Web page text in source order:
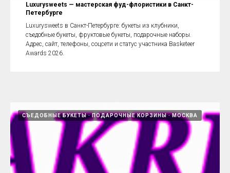
Luxurysweets — мастерская фуд-флористики в Санкт-
Петербурге
Luxurysweets в Санкт-Петербурге: букеты из клубники,
съедобные букеты, фруктовые букеты, подарочные наборы.
Адрес, сайт, телефоны, соцсети и статус участника Basketeer
Awards 2026.
СЪЕДОБНЫЕ БУКЕТЫ ПОДАРОЧНЫЕ КОРЗИНЫ МОСКВА